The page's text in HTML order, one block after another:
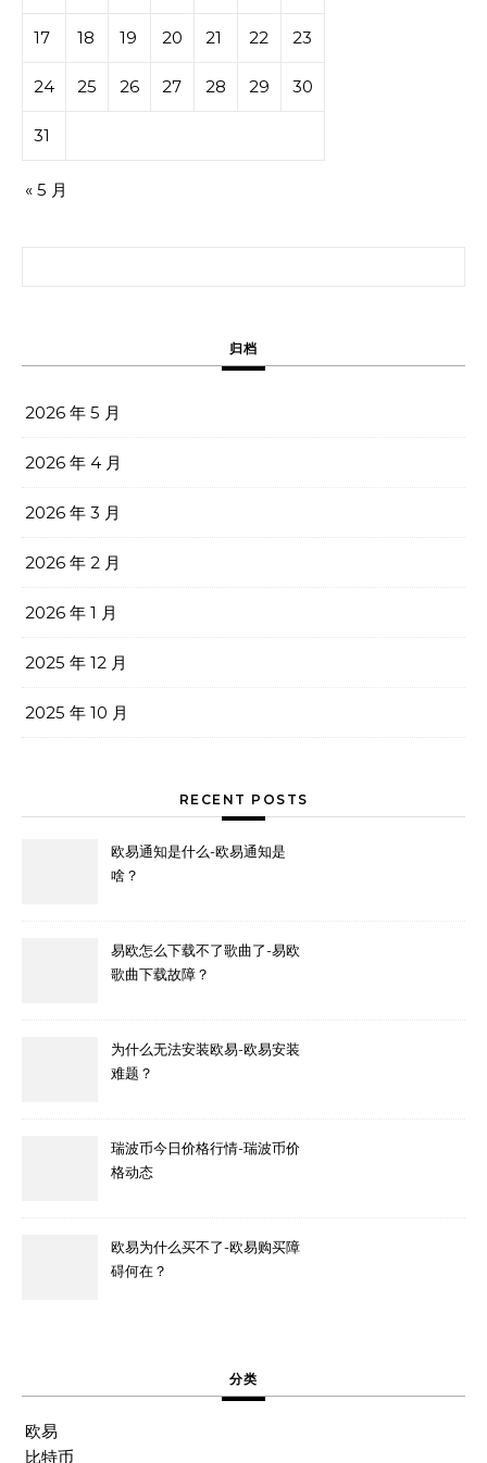
17 18 19 20 21 22 23
24 25 26 27 28 29 30
31
« 5 月
归档
2026 年 5 月
2026 年 4 月
2026 年 3 月
2026 年 2 月
2026 年 1 月
2025 年 12 月
2025 年 10 月
RECENT POSTS
欧易通知是什么-欧易通知是
啥？
易欧怎么下载不了歌曲了-易欧
歌曲下载故障？
为什么无法安装欧易-欧易安装
难题？
瑞波币今日价格行情-瑞波币价
格动态
欧易为什么买不了-欧易购买障
碍何在？
分类
欧易
比特币